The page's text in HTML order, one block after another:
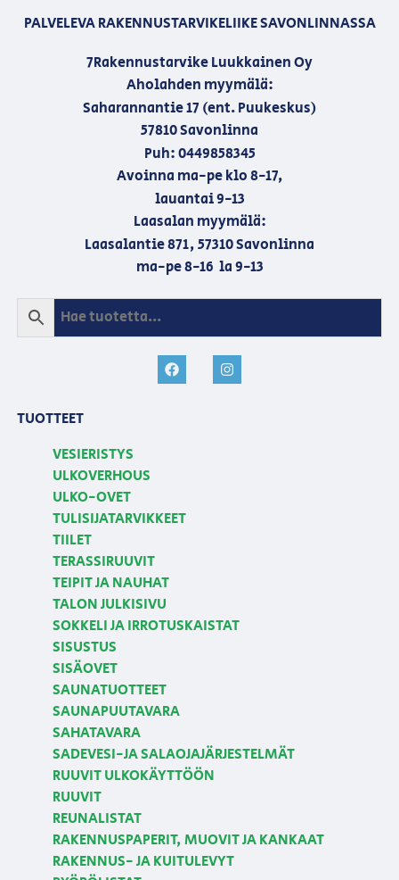
PALVELEVA RAKENNUSTARVIKELIIKE SAVONLINNASSA
7Rakennustarvike Luukkainen Oy
Aholahden myymälä:
Saharannantie 17 (ent. Puukeskus)
57810 Savonlinna
Puh: 0449858345
Avoinna ma-pe klo 8-17,
lauantai 9-13
Laasalan myymälä:
Laasalantie 871, 57310 Savonlinna
ma-pe 8-16 la 9-13
TUOTTEET
VESIERISTYS
ULKOVERHOUS
ULKO-OVET
TULISIJATARVIKKEET
TIILET
TERASSIRUUVIT
TEIPIT JA NAUHAT
TALON JULKISIVU
SOKKELI JA IRROTUSKAISTAT
SISUSTUS
SISÄOVET
SAUNATUOTTEET
SAUNAPUUTAVARA
SAHATAVARA
SADEVESI-JA SALAOJAJÄRJESTELMÄT
RUUVIT ULKOKÄYTTÖÖN
RUUVIT
REUNALISTAT
RAKENNUSPAPERIT, MUOVIT JA KANKAAT
RAKENNUS- JA KUITULEVYT